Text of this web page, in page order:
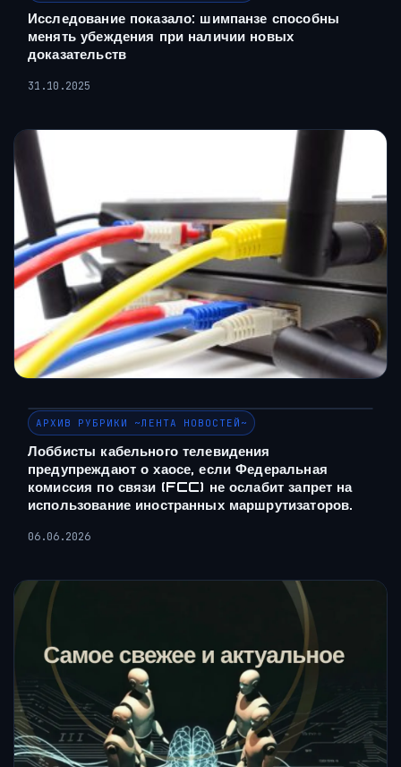
Исследование показало: шимпанзе способны
менять убеждения при наличии новых
доказательств
31.10.2025
АРХИВ РУБРИКИ ~ЛЕНТА НОВОСТЕЙ~
Лоббисты кабельного телевидения
предупреждают о хаосе, если Федеральная
комиссия по связи (FCC) не ослабит запрет на
использование иностранных маршрутизаторов.
06.06.2026